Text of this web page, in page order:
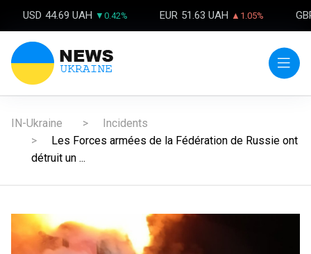
USD 44.69 UAH ▼0.42% EUR 51.63 UAH ▲1.05%
IN-Ukraine
Incidents
Les Forces armées de la Fédération de Russie ont
détruit un ...